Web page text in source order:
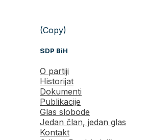
(Copy)
SDP BiH
O partiji
Historijat
Dokumenti
Publikacije
Glas slobode
Jedan član, jedan glas
Kontakt